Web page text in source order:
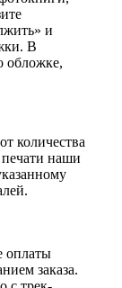
и
В
обложке,
количества
печати наши
оплаты
заказа.